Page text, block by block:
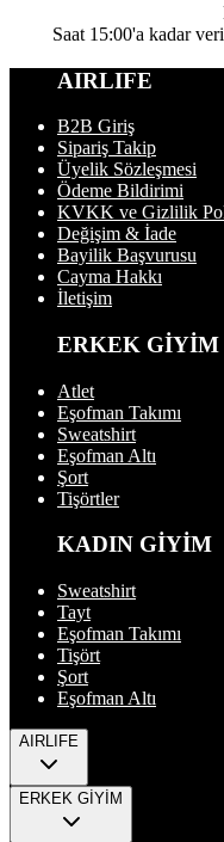
Saat 15:00'a kadar
AIRLIFE
B2B Giriş
Sipariş Takip
Üyelik Sözleşmesi
Ödeme Bildirimi
KVKK ve Gizlilik
Değişim & İade
Bayilik Başvurusu
Cayma Hakkı
İletişim
ERKEK GİYİM
Atlet
Eşofman Takımı
Sweatshirt
Eşofman Altı
Şort
Tişörtler
KADIN GİYİM
Sweatshirt
Tayt
Eşofman Takımı
Tişört
Şort
Eşofman Altı
AIRLIFE
ERKEK GİYİM